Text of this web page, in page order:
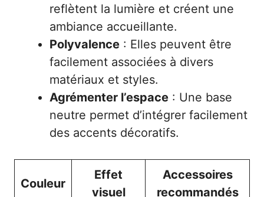
reflètent la lumière et créent une
ambiance accueillante.
Polyvalence : Elles peuvent être
facilement associées à divers
matériaux et styles.
Agrémenter l’espace : Une base
neutre permet d’intégrer facilement
des accents décoratifs.
Couleur
Effet
visuel
Accessoires
recommandés